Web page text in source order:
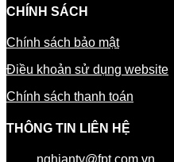
CHÍNH SÁCH
Chính sách bảo mật
Điều khoản sử dụng website
Chính sách thanh toán
THÔNG TIN LIÊN HỆ
nghianty@fpt.com.vn